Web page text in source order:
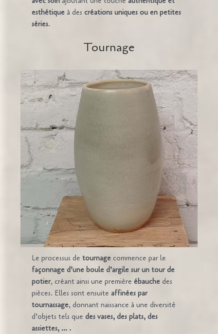
esthétique à descréations uniques ou en petites
séries.
Tournage
Le processus detournage commence par le
façonnage d’une boule d’argile sur un tour de
potier, créant ainsi une premièreébauche des
pièces. Elles sont ensuite affinées par
tournassage, donnant naissance à une diversité
d’objets tels quedes vases, des plats, des
assiettes, … .